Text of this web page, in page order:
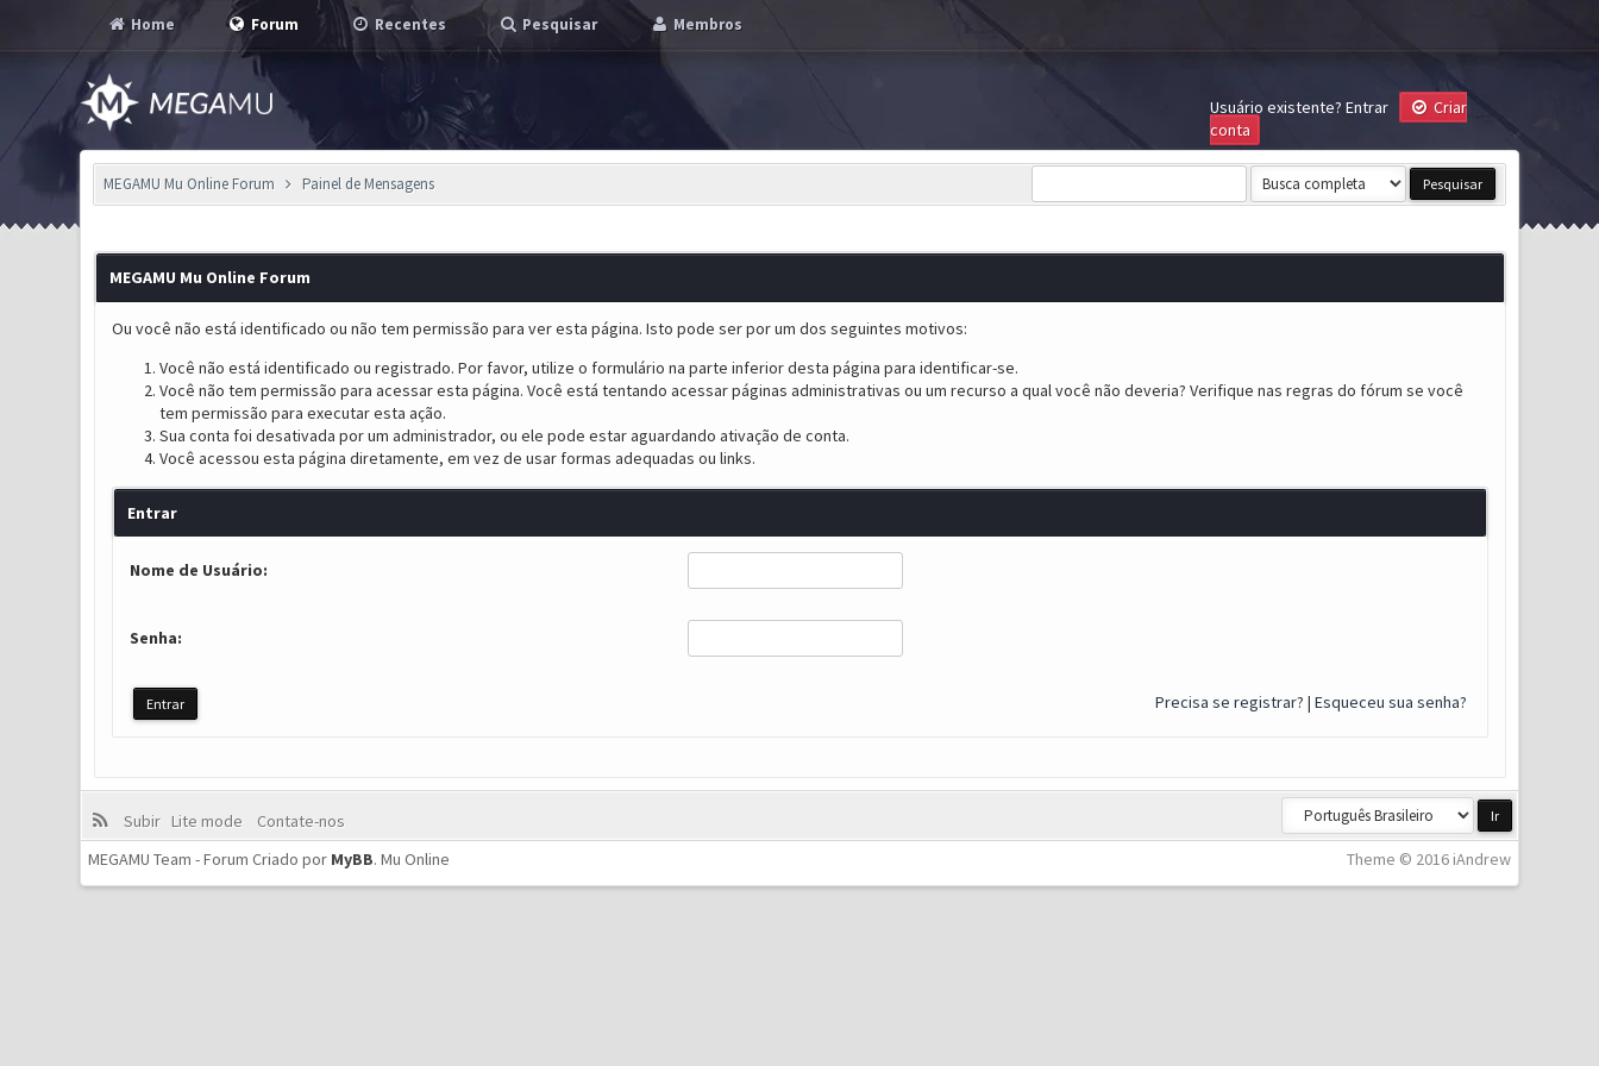
Home Forum Recentes Pesquisar Membros
Usuário existente? Entrar
Criar
conta
MEGAMU Mu Online Forum Painel de Mensagens
MEGAMU Mu Online Forum
Ou você não está identificado ou não tem permissão para ver esta página. Isto pode ser por um dos seguintes motivos:
Você não está identificado ou registrado. Por favor, utilize o formulário na parte inferior desta página para identificar-se.
Você não tem permissão para acessar esta página. Você está tentando acessar páginas administrativas ou um recurso a qual você não deveria? Verifique nas regras do fórum se você
tem permissão para executar esta ação.
Sua conta foi desativada por um administrador, ou ele pode estar aguardando ativação de conta.
Você acessou esta página diretamente, em vez de usar formas adequadas ou links.
Entrar
Nome de Usuário:
Senha:
Precisa se registrar? | Esqueceu sua senha?
Subir Lite mode
Contate-nos
Theme © 2016 iAndrew
MEGAMU Team - Forum Criado por MyBB.Mu Online